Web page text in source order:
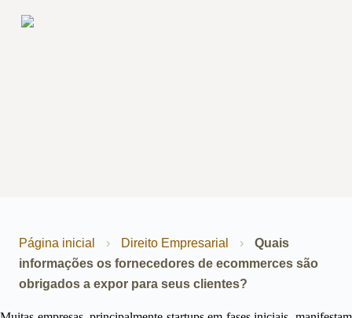
Página inicial › Direito Empresarial ›
Quais
informações os fornecedores de ecommerces são
obrigados a expor para seus clientes?